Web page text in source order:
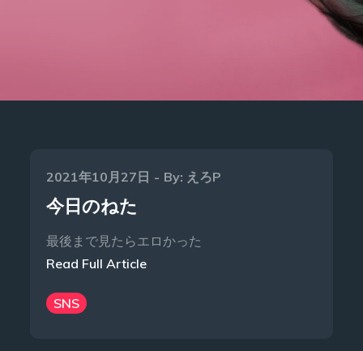
Posted
on
2021年10月27日 By: えろP
今日のねた
最後まで見たらエロかった
Read Full Article
SNS